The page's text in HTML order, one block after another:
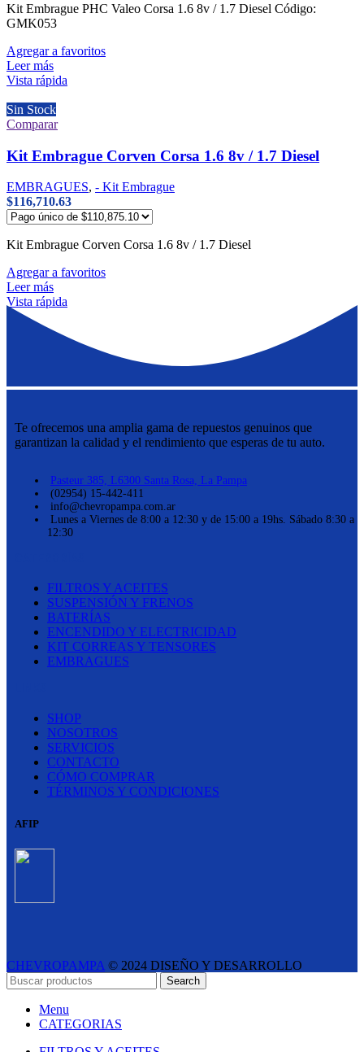
Kit Embrague PHC Valeo Corsa 1.6 8v / 1.7 Diesel Código:
GMK053
Agregar a favoritos
Leer más
Vista rápida
Sin Stock
Comparar
Kit Embrague Corven Corsa 1.6 8v / 1.7 Diesel
EMBRAGUES, - Kit Embrague
$116,710.63
Kit Embrague Corven Corsa 1.6 8v / 1.7 Diesel
Agregar a favoritos
Leer más
Vista rápida
Te ofrecemos una amplia gama de repuestos genuinos que
garantizan la calidad y el rendimiento que esperas de tu auto.
Pasteur 385, L6300 Santa Rosa, La Pampa
(02954) 15-442-411
info@chevropampa.com.ar
Lunes a Viernes de 8:00 a 12:30 y de 15:00 a 19hs. Sábado 8:30 a
12:30
FILTROS Y ACEITES
SUSPENSIÓN Y FRENOS
BATERÍAS
ENCENDIDO Y ELECTRICIDAD
KIT CORREAS Y TENSORES
EMBRAGUES
SHOP
NOSOTROS
SERVICIOS
CONTACTO
CÓMO COMPRAR
TÉRMINOS Y CONDICIONES
AFIP
CHEVROPAMPA © 2024 DISEÑO Y DESARROLLO
ESTUDIO LIPINA
- E-COMMERCE SOLUTIONS
Search
Menu
CATEGORIAS